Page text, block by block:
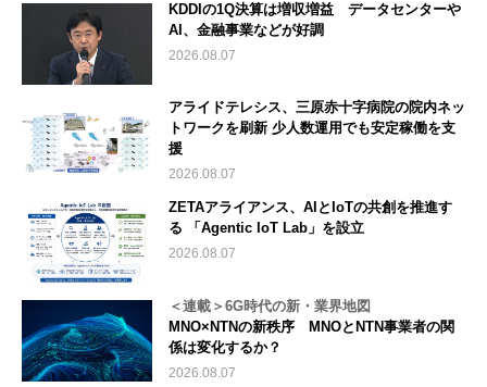
KDDIの1Q決算は増収増益 データセンターや
AI、金融事業などが好調
2026.08.07
アライドテレシス、三原赤十字病院の院内ネッ
トワークを刷新 少人数運用でも安定稼働を支
援
2026.08.07
ZETAアライアンス、AIとIoTの共創を推進す
る 「Agentic IoT Lab」を設立
2026.08.07
＜連載＞6G時代の新・業界地図
MNO×NTNの新秩序 MNOとNTN事業者の関
係は変化するか？
2026.08.07